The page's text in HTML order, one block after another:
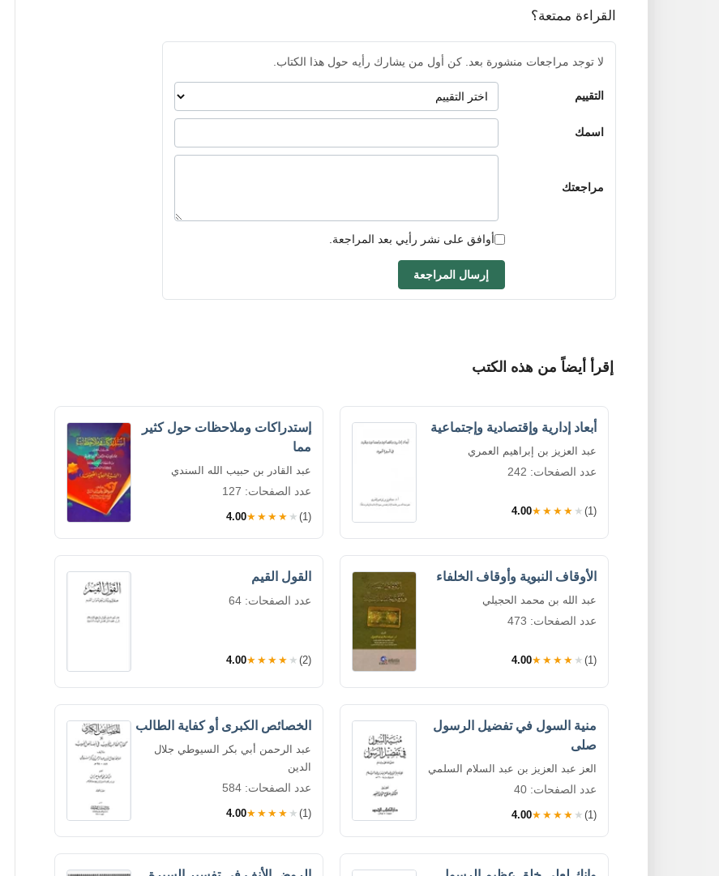
القراءة ممتعة؟
لا توجد مراجعات منشورة بعد. كن أول من يشارك رأيه حول هذا الكتاب.
التقييم
اسمك
مراجعتك
أوافق على نشر رأيي بعد المراجعة.
إرسال المراجعة
إقرأ أيضاً من هذه الكتب
أبعاد إدارية وإقتصادية وإجتماعية
عبد العزيز بن إبراهيم العمري
عدد الصفحات: 242
4.00★★★★★ (1)
إستدراكات وملاحظات حول كثير
مما
عبد القادر بن حبيب الله السندي
عدد الصفحات: 127
4.00★★★★★ (1)
الأوقاف النبوية وأوقاف الخلفاء
عبد الله بن محمد الحجيلي
عدد الصفحات: 473
4.00★★★★★ (1)
القول القيم
عدد الصفحات: 64
4.00★★★★★ (2)
منية السول في تفضيل الرسول
صلى
العز عبد العزيز بن عبد السلام السلمي
عدد الصفحات: 40
4.00★★★★★ (1)
الخصائص الكبرى أو كفاية الطالب
عبد الرحمن أبي بكر السيوطي جلال
الدين
عدد الصفحات: 584
4.00★★★★★ (1)